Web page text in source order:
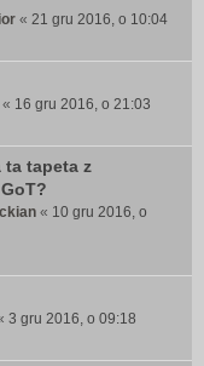
« 21 gru 2016, o 10:04
« 16 gru 2016, o 21:03
ta tapeta z
« 10 gru 2016, o
3 gru 2016, o 09:18